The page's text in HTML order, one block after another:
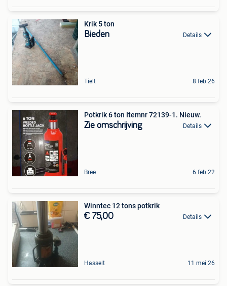
Krik 5 ton
Bieden Details
Tielt 8 feb 26
Potkrik 6 ton Itemnr 72139-1. Nieuw.
Zie omschrijving Details
Bree 6 feb 22
Winntec 12 tons potkrik
€ 75,00 Details
Hasselt 11 mei 26